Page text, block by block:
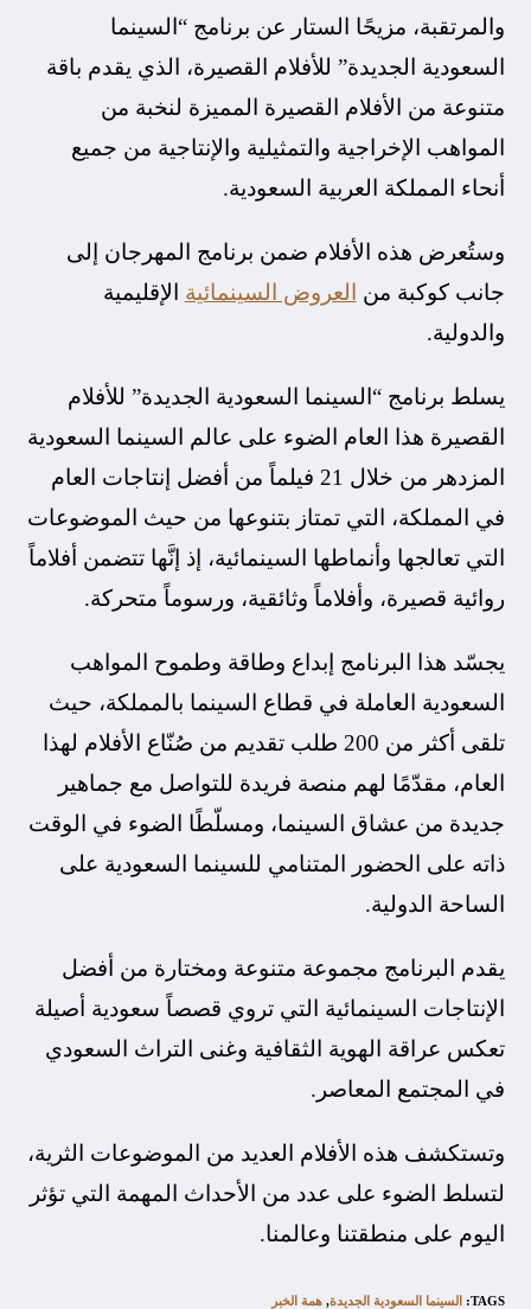
والمرتقبة، مزيحًا الستار عن برنامج “السينما
السعودية الجديدة” للأفلام القصيرة، الذي يقدم باقة
متنوعة من الأفلام القصيرة المميزة لنخبة من
المواهب الإخراجية والتمثيلية والإنتاجية من جميع
أنحاء المملكة العربية السعودية.
وستُعرض هذه الأفلام ضمن برنامج المهرجان إلى
جانب كوكبة من العروض السينمائية الإقليمية
والدولية.
يسلط برنامج “السينما السعودية الجديدة” للأفلام
القصيرة هذا العام الضوء على عالم السينما السعودية
المزدهر من خلال 21 فيلماً من أفضل إنتاجات العام
في المملكة، التي تمتاز بتنوعها من حيث الموضوعات
التي تعالجها وأنماطها السينمائية، إذ إنَّها تتضمن أفلاماً
روائية قصيرة، وأفلاماً وثائقية، ورسوماً متحركة.
يجسّد هذا البرنامج إبداع وطاقة وطموح المواهب
السعودية العاملة في قطاع السينما بالمملكة، حيث
تلقى أكثر من 200 طلب تقديم من صُنّاع الأفلام لهذا
العام، مقدّمًا لهم منصة فريدة للتواصل مع جماهير
جديدة من عشاق السينما، ومسلّطًا الضوء في الوقت
ذاته على الحضور المتنامي للسينما السعودية على
الساحة الدولية.
يقدم البرنامج مجموعة متنوعة ومختارة من أفضل
الإنتاجات السينمائية التي تروي قصصاً سعودية أصيلة
تعكس عراقة الهوية الثقافية وغنى التراث السعودي
في المجتمع المعاصر.
وتستكشف هذه الأفلام العديد من الموضوعات الثرية،
لتسلط الضوء على عدد من الأحداث المهمة التي تؤثر
اليوم على منطقتنا وعالمنا.
TAGS
: السينما السعودية الجديدة, همة الخبر